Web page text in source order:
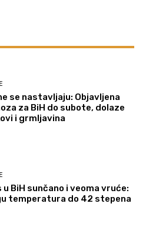
se nastavljaju: Objavljena
za BiH do subote, dolaze
i grmljavina
u BiH sunčano i veoma vruće:
temperatura do 42 stepena